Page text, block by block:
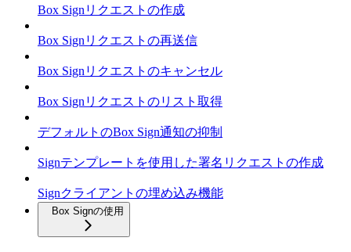
Box Signリクエストの作成
Box Signリクエストの再送信
Box Signリクエストのキャンセル
Box Signリクエストのリスト取得
デフォルトのBox Sign通知の抑制
Signテンプレートを使用した署名リクエストの作成
Signクライアントの埋め込み機能
Box Signの使用